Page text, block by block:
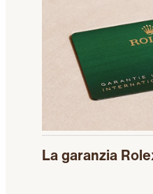
La garanzia